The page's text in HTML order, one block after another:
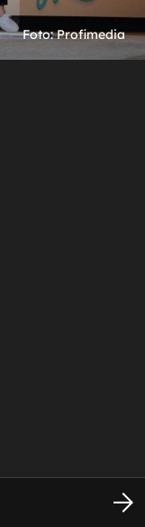
Foto: Profimedia